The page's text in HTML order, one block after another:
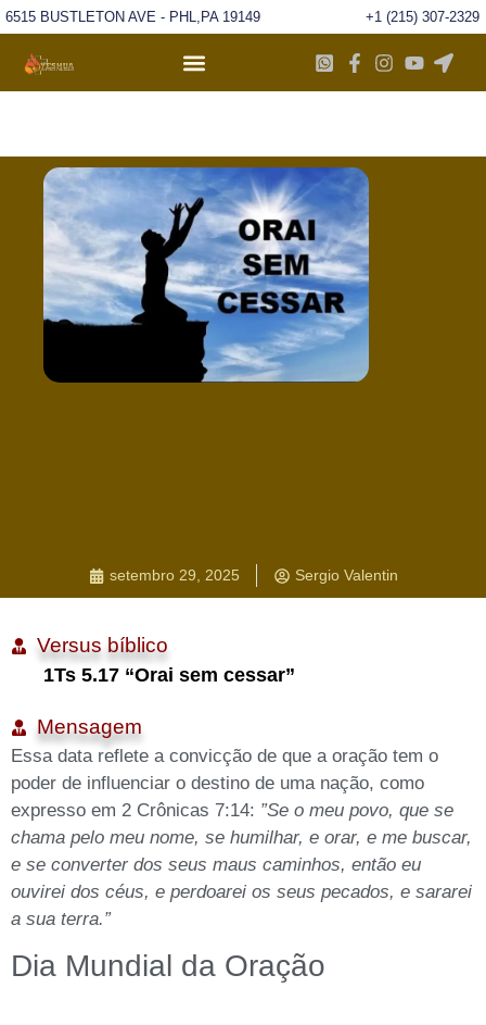
6515 BUSTLETON AVE - PHL,PA 19149 +1 (215) 307-2329
setembro 29, 2025 Sergio Valentin
Versus bíblico
1Ts 5.17 “Orai sem cessar”
Mensagem
Essa data reflete a convicção de que a oração tem o
poder de influenciar o destino de uma nação, como
expresso em 2 Crônicas 7:14: ”Se o meu povo, que se
chama pelo meu nome, se humilhar, e orar, e me buscar,
e se converter dos seus maus caminhos, então eu
ouvirei dos céus, e perdoarei os seus pecados, e sararei
a sua terra.”
Dia Mundial da Oração